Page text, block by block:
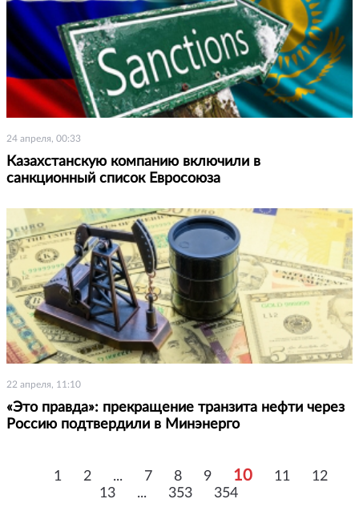
24 апреля, 00:33
Казахстанскую компанию включили в
санкционный список Евросоюза
22 апреля, 11:10
«Это правда»: прекращение транзита нефти через
Россию подтвердили в Минэнерго
1 2 ... 7 8 9 10 11
12
13
... 353 354